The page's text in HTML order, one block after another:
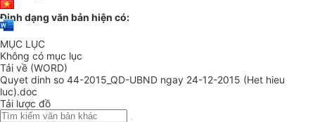
Định dạng văn bản hiện có:
MỤC LỤC
Không có mục lục
Tải về (WORD)
Quyet dinh so 44-2015_QD-UBND ngay 24-12-2015 (Het hieu
luc).doc
Tải lược đồ